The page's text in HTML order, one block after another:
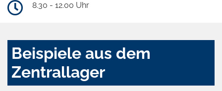
8.30 - 12.00 Uhr
Beispiele aus dem
Zentrallager